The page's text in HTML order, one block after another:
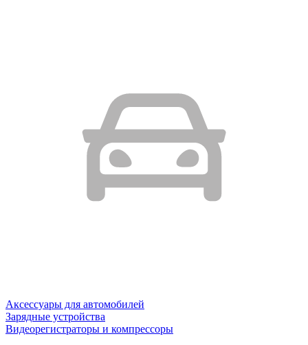
Аксессуары для автомобилей
Зарядные устройства
Видеорегистраторы и компрессоры